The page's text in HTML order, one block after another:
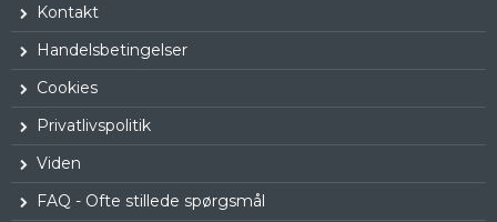
Kontakt
Handelsbetingelser
Cookies
Privatlivspolitik
Viden
FAQ - Ofte stillede spørgsmål